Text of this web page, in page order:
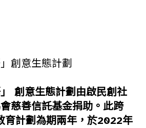
創意生態計劃
創意生態計劃由啟民創社
慈善信託基金捐助。此跨
育計劃為期兩年， 於2022年